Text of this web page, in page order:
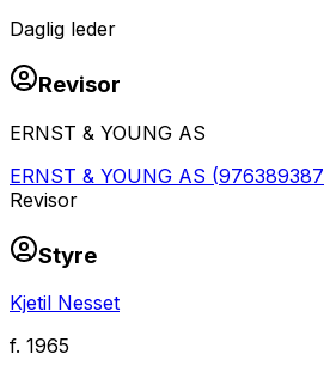
Daglig leder
Revisor
ERNST & YOUNG AS
ERNST & YOUNG AS (976389387
Revisor
Styre
Kjetil Nesset
f. 1965